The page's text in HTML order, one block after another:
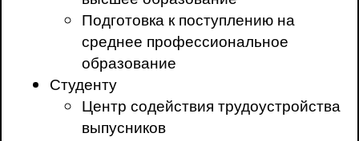
Подготовка к поступлению на
среднее профессиональное
образование
Студенту
Центр содействия трудоустройства
выпусников